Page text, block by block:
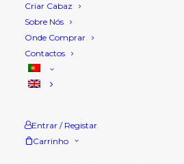
Criar Cabaz
Sobre Nós
Onde Comprar
Contactos
Entrar / Registar
Carrinho